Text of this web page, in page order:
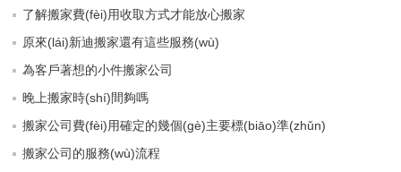
了解搬家費(fèi)用收取方式才能放心搬家
原來(lái)新迪搬家還有這些服務(wù)
為客戶著想的小件搬家公司
晚上搬家時(shí)間夠嗎
搬家公司費(fèi)用確定的幾個(gè)主要標(biāo)準(zhǔn)
搬家公司的服務(wù)流程